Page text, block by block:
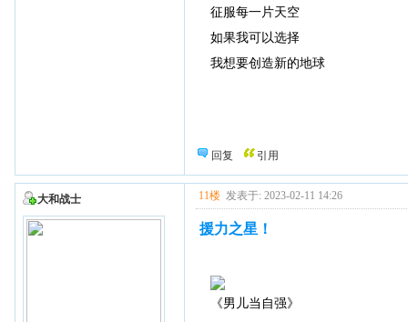
征服每一片天空
如果我可以选择
我想要创造新的地球
回复 引用
大和战士 11楼 发表于: 2023-02-11 14:26
援力之星！
《男儿当自强》